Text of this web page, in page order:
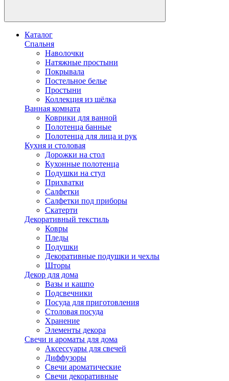
Каталог
Спальня
Наволочки
Натяжные простыни
Покрывала
Постельное белье
Простыни
Коллекция из шёлка
Ванная комната
Коврики для ванной
Полотенца банные
Полотенца для лица и рук
Кухня и столовая
Дорожки на стол
Кухонные полотенца
Подушки на стул
Прихватки
Салфетки
Салфетки под приборы
Скатерти
Декоративный текстиль
Ковры
Пледы
Подушки
Декоративные подушки и чехлы
Шторы
Декор для дома
Вазы и кашпо
Подсвечники
Посуда для приготовления
Столовая посуда
Хранение
Элементы декора
Свечи и ароматы для дома
Аксессуары для свечей
Диффузоры
Свечи ароматические
Свечи декоративные